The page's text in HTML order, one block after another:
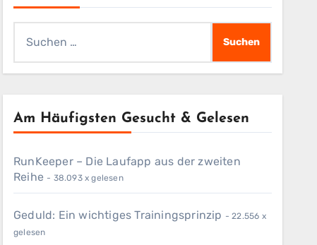
nach:
Am Häufigsten Gesucht & Gelesen
RunKeeper – Die Laufapp aus der zweiten
Reihe - 38.093 x gelesen
Geduld: Ein wichtiges Trainingsprinzip - 22.556 x
gelesen